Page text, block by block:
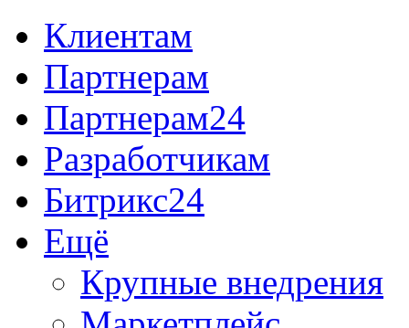
Клиентам
Партнерам
Партнерам24
Разработчикам
Битрикс24
Ещё
Крупные внедрения